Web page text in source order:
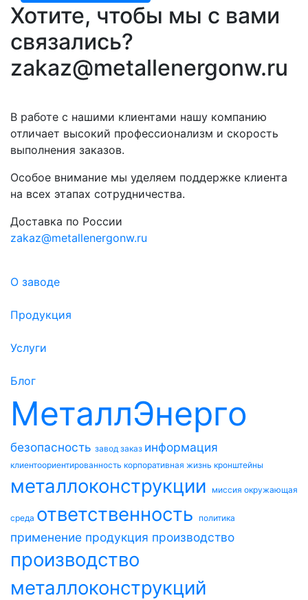
Хотите, чтобы мы с вами
связались?
zakaz@metallenergonw.ru
В работе с нашими клиентами нашу компанию
отличает высокий профессионализм и скорость
выполнения заказов.
Особое внимание мы уделяем поддержке клиента
на всех этапах сотрудничества.
Доставка по России
zakaz@metallenergonw.ru
О заводе
Продукция
Услуги
Блог
МеталлЭнерго
безопасность завод заказ информация
клиентоориентированность корпоративная жизнь кронштейны
металлоконструкции миссия окружающая
среда ответственность политика
применение продукция производство
производство
металлоконструкций